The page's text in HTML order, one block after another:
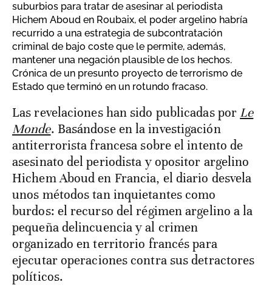
suburbios para tratar de asesinar al periodista
Hichem Aboud en Roubaix, el poder argelino habría
recurrido a una estrategia de subcontratación
criminal de bajo coste que le permite, además,
mantener una negación plausible de los hechos.
Crónica de un presunto proyecto de terrorismo de
Estado que terminó en un rotundo fracaso.
Las revelaciones han sido publicadas por Le
Monde. Basándose en la investigación
antiterrorista francesa sobre el intento de
asesinato del periodista y opositor argelino
Hichem Aboud en Francia, el diario desvela
unos métodos tan inquietantes como
burdos: el recurso del régimen argelino a la
pequeña delincuencia y al crimen
organizado en territorio francés para
ejecutar operaciones contra sus detractores
políticos.